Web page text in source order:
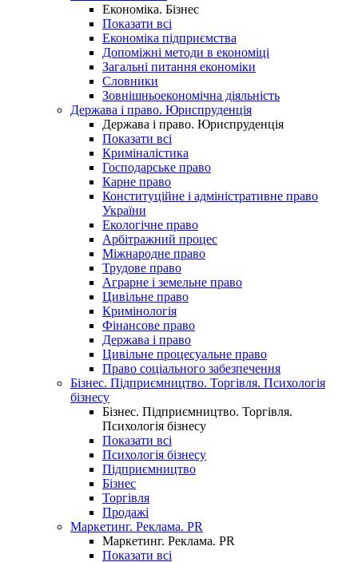
Економіка. Бізнес
Показати всі
Економіка підприємства
Допоміжні методи в економіці
Загальні питання економіки
Словники
Зовнішньоекономічна діяльність
Держава і право. Юриспруденція
Держава і право. Юриспруденція
Показати всі
Криміналістика
Господарське право
Карне право
Конституційне і адміністративне право
України
Екологічне право
Арбітражний процес
Міжнародне право
Трудове право
Аграрне і земельне право
Цивільне право
Кримінологія
Фінансове право
Держава і право
Цивільне процесуальне право
Право соціального забезпечення
Бізнес. Підприємництво. Торгівля. Психологія
бізнесу
Бізнес. Підприємництво. Торгівля.
Психологія бізнесу
Показати всі
Психологія бізнесу
Підприємництво
Бізнес
Торгівля
Продажі
Маркетинг. Реклама. PR
Маркетинг. Реклама. PR
Показати всі